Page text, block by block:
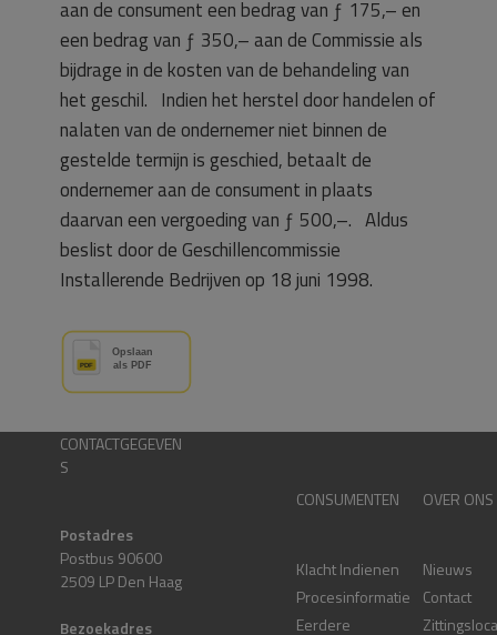
aan de consument een bedrag van ƒ 175,– en
een bedrag van ƒ 350,– aan de Commissie als
bijdrage in de kosten van de behandeling van
het geschil. Indien het herstel door handelen of
nalaten van de ondernemer niet binnen de
gestelde termijn is geschied, betaalt de
ondernemer aan de consument in plaats
daarvan een vergoeding van ƒ 500,–. Aldus
beslist door de Geschillencommissie
Installerende Bedrijven op 18 juni 1998.
CONTACTGEGEVEN
S
Postadres
Postbus 90600
2509 LP Den Haag
Bezoekadres
CONSUMENTEN
Klacht Indienen
Procesinformatie
Eerdere
OVER ONS
Nieuws
Contact